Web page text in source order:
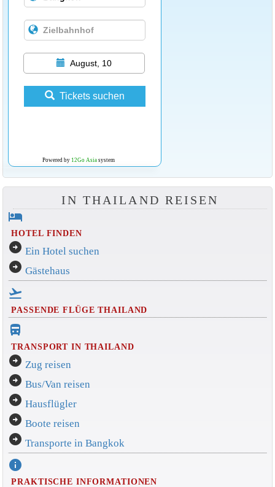
August, 10
Tickets suchen
Powered by 12Go Asiasystem
IN THAILAND REISEN
hotel
HOTEL FINDEN
arrow_circle_right Ein Hotel suchen
arrow_circle_right Gästehaus
flight_takeoff
PASSENDE FLÜGE THAILAND
directions_bus_filled
TRANSPORT IN THAILAND
arrow_circle_right Zug reisen
arrow_circle_right Bus/Van reisen
arrow_circle_right Hausflügler
arrow_circle_right Boote reisen
arrow_circle_right Transporte in Bangkok
info
PRAKTISCHE INFORMATIONEN